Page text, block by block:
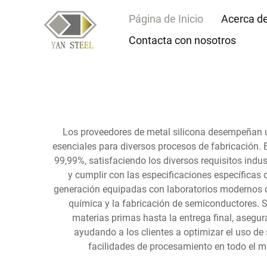
Página de Inicio
Acerca
Contacta con nosotros
Los proveedores de metal silicona
esenciales para diversos procesos de fabricación.
99,99%, satisfaciendo los diversos requisitos
y cumplir con las especificaciones específicas
generación equipadas con laboratorios
química y la fabricación de semiconductores.
materias primas hasta la entrega final,
ayudando a los clientes a optimizar el uso
facilidades de procesamiento en todo el